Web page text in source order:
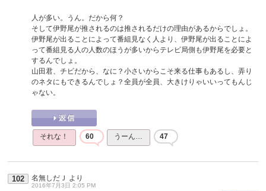
人が多い。うん。だから何？
そして伊野尾が推されるのは推されるだけの理由があるからでしょ。
伊野尾が出ることによって番組見なく人より、伊野尾が出ることによ
って番組見る人の人数のほうが多いからテレビ局側も伊野尾を必要と
するんでしょ。
山田君、チビだから、なに？小さいからこそ来る仕事もあるし、弄り
のネタにもできるんでしょ？全員が全員、大きけりゃいいってもんじ
ゃない。
それな！ 60 うーん… 47
102 名無しだＪ より
2016年7月3日 2:05 PM